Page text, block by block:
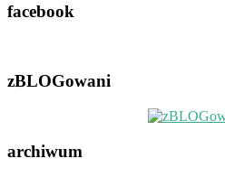
facebook
zBLOGowani
archiwum